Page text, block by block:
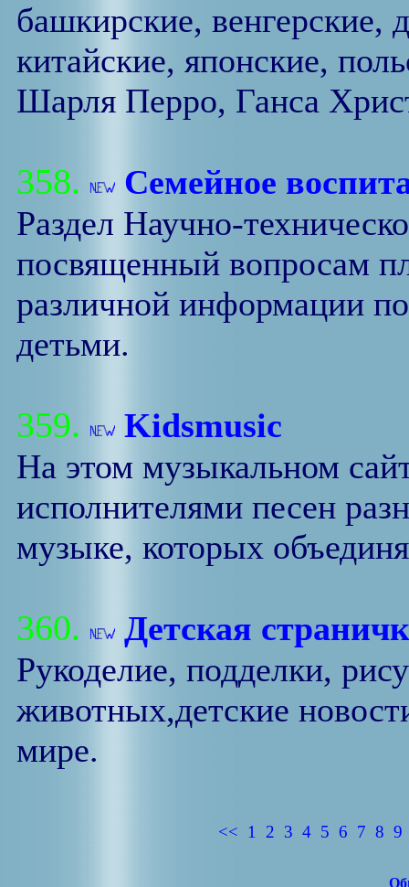
башкирские, венгерские,
китайские, японские,
Шарля Перро, Ганса
358.
Семейное
Раздел Научно-
посвященный вопросам
различной информации
детьми.
359.
Kidsmusic
На этом музыкальном
исполнителями песен
музыке, которых
360.
Детская
Рукоделие, подделки,
животных,детские
мире.
<< 1 2 3 4 5 6 7 8 9